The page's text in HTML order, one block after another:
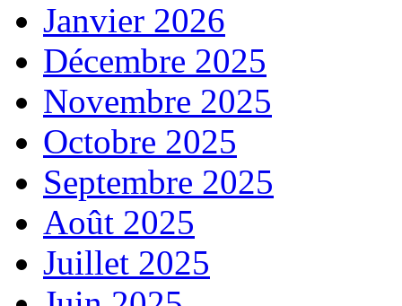
Janvier 2026
Décembre 2025
Novembre 2025
Octobre 2025
Septembre 2025
Août 2025
Juillet 2025